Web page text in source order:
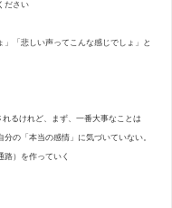
コンサート 予約開始
催しました
さんとの撮影
（さんさがり）(演奏動画)
ださい
「悲しい声ってこんな感じでしょ」と
るけれど、まず、一番大事なことは
の「本当の感情」に気づいていない。
路）を作っていく